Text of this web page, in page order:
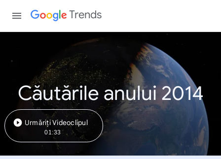
Trends
Căutările anului 2014
Urmăriți Videoclipul
01:33